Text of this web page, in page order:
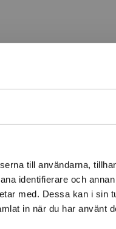
till användarna,
identifierare och
med. Dessa kan i sin
in när du har använt
via en
leveranser utanför
måste
mer